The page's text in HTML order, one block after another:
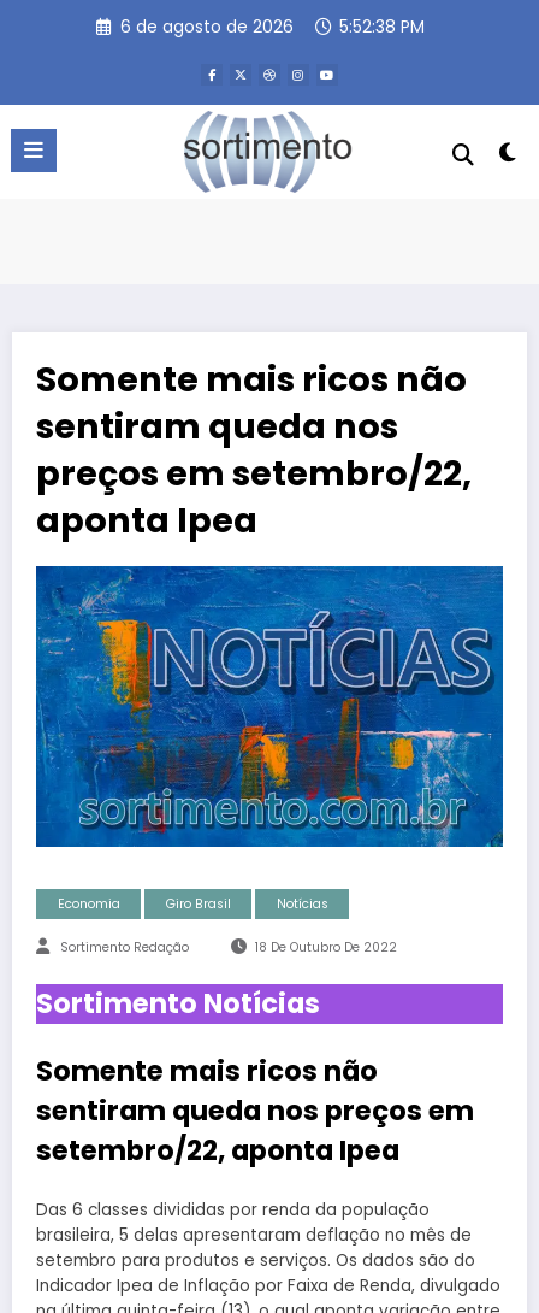
6 de agosto de 2026 5:52:39 PM
Somente mais ricos não
sentiram queda nos
preços em setembro/22,
aponta Ipea
Economia Giro Brasil Notícias
Sortimento Redação 18 De Outubro De 2022
Sortimento Notícias
Somente mais ricos não
sentiram queda nos preços em
setembro/22, aponta Ipea
Das 6 classes divididas por renda da população
brasileira, 5 delas apresentaram deflação no mês de
setembro para produtos e serviços. Os dados são do
Indicador Ipea de Inflação por Faixa de Renda, divulgado